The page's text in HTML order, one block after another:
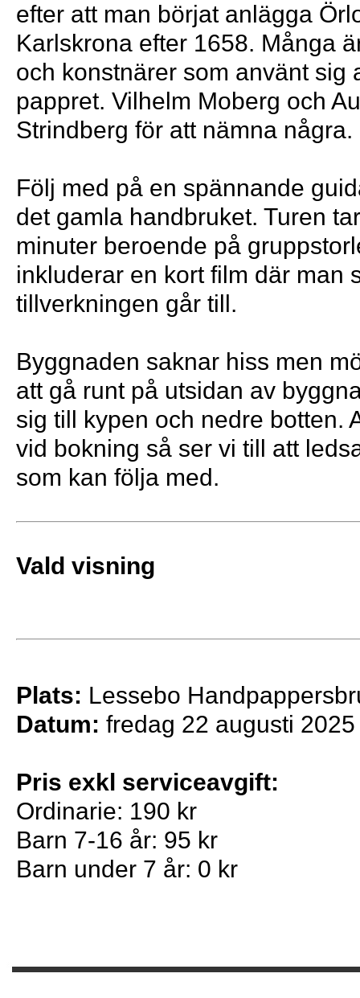
efter att man börjat anlägga
Karlskrona efter 1658. Många
och konstnärer som använt sig
pappret. Vilhelm Moberg och
Strindberg för att nämna några.
Följ med på en spännande
det gamla handbruket. Turen
minuter beroende på
inkluderar en kort film där man
tillverkningen går till.
Byggnaden saknar hiss men
att gå runt på utsidan av
sig till kypen och nedre botten.
vid bokning så ser vi till att
som kan följa med.
Vald visning
Plats: Lessebo
Datum: fredag 22 augusti 2025
Pris exkl serviceavgift:
Ordinarie: 190 kr
Barn 7-16 år: 95 kr
Barn under 7 år: 0 kr